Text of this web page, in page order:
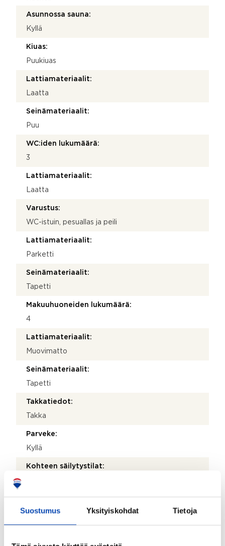
Suostumus Yksityiskohdat Tietoja
Asunnossa sauna:
Kyllä
Kiuas:
Puukiuas
Lattiamateriaalit:
Laatta
Seinämateriaalit:
Puu
WC:iden lukumäärä:
3
Lattiamateriaalit:
Laatta
Varustus:
WC-istuin, pesuallas ja peili
Lattiamateriaalit:
Parketti
Seinämateriaalit:
Tapetti
Makuuhuoneiden lukumäärä:
4
Lattiamateriaalit:
Muovimatto
Seinämateriaalit:
Tapetti
Takkatiedot:
Takka
Parveke:
Kyllä
Kohteen säilytystilat:
Kohde on liitetty tietoliikenneverkkoon:
Ei